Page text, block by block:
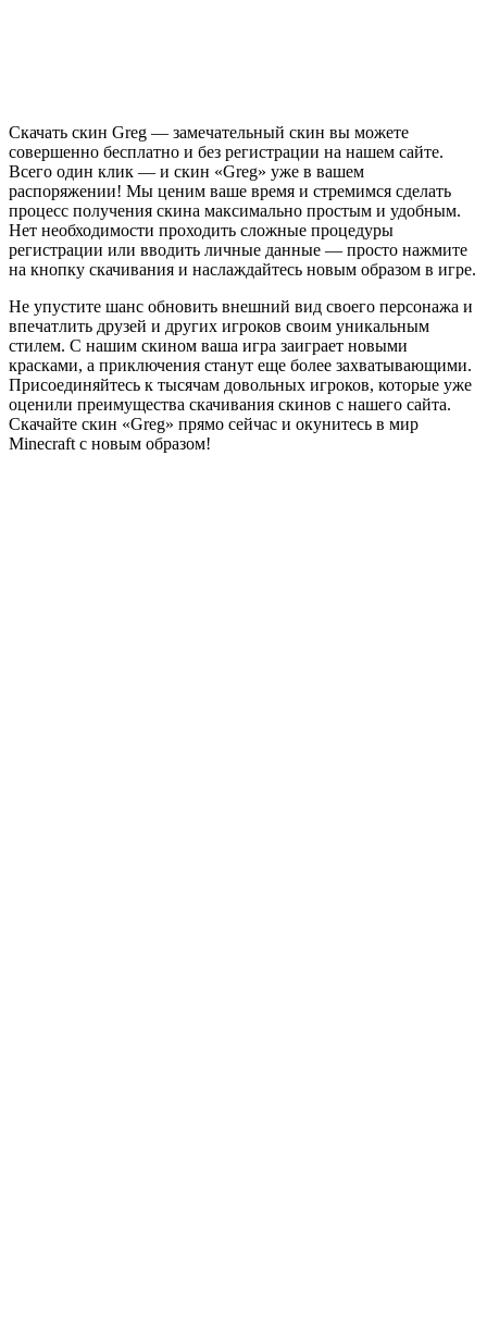
Скачать скин Greg — замечательный скин вы можете
совершенно бесплатно и без регистрации на нашем сайте.
Всего один клик — и скин «Greg» уже в вашем
распоряжении! Мы ценим ваше время и стремимся сделать
процесс получения скина максимально простым и удобным.
Нет необходимости проходить сложные процедуры
регистрации или вводить личные данные — просто нажмите
на кнопку скачивания и наслаждайтесь новым образом в игре.
Не упустите шанс обновить внешний вид своего персонажа и
впечатлить друзей и других игроков своим уникальным
стилем. С нашим скином ваша игра заиграет новыми
красками, а приключения станут еще более захватывающими.
Присоединяйтесь к тысячам довольных игроков, которые уже
оценили преимущества скачивания скинов с нашего сайта.
Скачайте скин «Greg» прямо сейчас и окунитесь в мир
Minecraft с новым образом!